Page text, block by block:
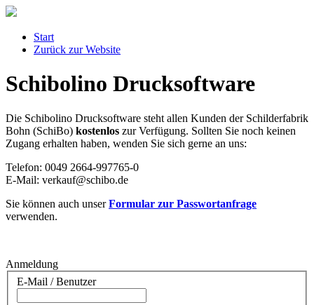
Start
Zurück zur Website
Schibolino Drucksoftware
Die Schibolino Drucksoftware steht allen Kunden der Schilderfabrik
Bohn (SchiBo) kostenlos zur Verfügung. Sollten Sie noch keinen
Zugang erhalten haben, wenden Sie sich gerne an uns:
Telefon: 0049 2664-997765-0
E-Mail: verkauf@schibo.de
Sie können auch unserFormular zur Passwortanfrage
verwenden.
Anmeldung
E-Mail / Benutzer